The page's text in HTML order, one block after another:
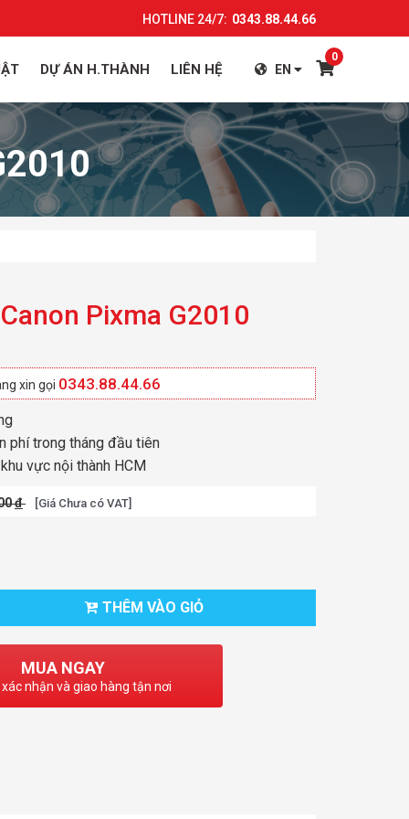
HOTLINE 24/7: 0343.88.44.66
DỰ ÁN H.THÀNH LIÊN HỆ EN
0
Pixma G2010
xin gọi 0343.88.44.66
phí trong tháng đầu tiên
vực nội thành HCM
đ [Giá Chưa có VAT]
THÊM VÀO GIỎ
MUA NGAY
xác nhận và giao hàng tận nơi